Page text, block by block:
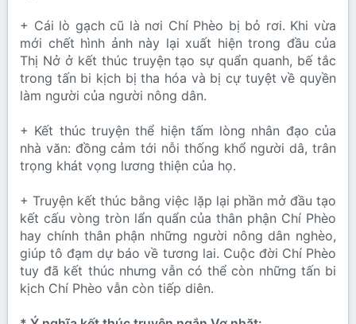
+ Cái lò gạch cũ là nơi Chí Phèo bị bỏ rơi. Khi vừa
mới chết hình ảnh này lại xuất hiện trong đầu của
Thị Nở ở kết thúc truyện tạo sự quẩn quanh, bế tắc
trong tấn bi kịch bị tha hóa và bị cự tuyệt về quyền
làm người của người nông dân.
+ Kết thúc truyện thể hiện tấm lòng nhân đạo của
nhà văn: đồng cảm tới nỗi thống khổ người dâ, trân
trọng khát vọng lương thiện của họ.
+ Truyện kết thúc bằng việc lặp lại phần mở đầu tạo
kết cấu vòng tròn lẩn quẩn của thân phận Chí Phèo
hay chính thân phận những người nông dân nghèo,
giúp tô đạm dự báo về tương lai. Cuộc đời Chí Phèo
tuy đã kết thúc nhưng vẫn có thể còn những tấn bi
kịch Chí Phèo vẫn còn tiếp diên.